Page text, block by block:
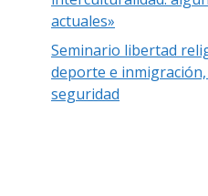
actuales»
Seminario libertad
deporte e
seguridad